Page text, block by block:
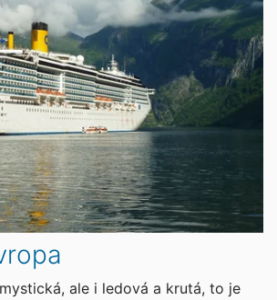
ale i ledová a krutá, to je